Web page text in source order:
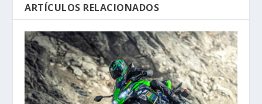
ARTÍCULOS RELACIONADOS